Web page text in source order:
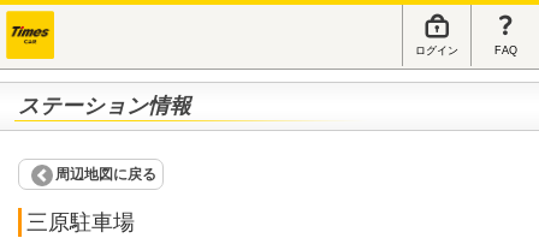
ログイン FAQ
ステーション情報
周辺地図に戻る
三原駐車場